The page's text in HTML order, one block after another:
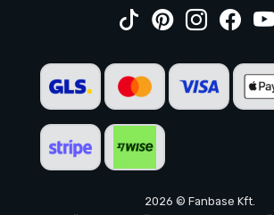
2026 © Fanbase Kft.